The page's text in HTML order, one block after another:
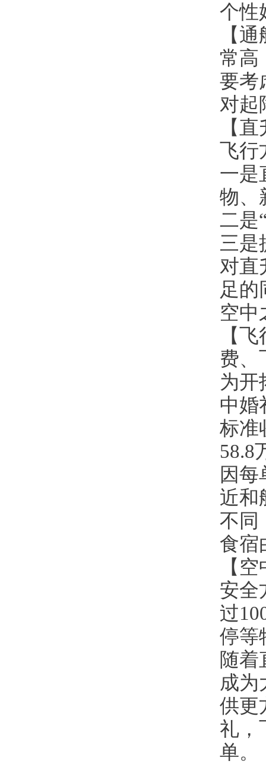
个性
【
常高
要考
对起
【
飞行
一是
物、
二是
三是
对直
足的
空中
【
费、
为开
中婚
标准
58.8
因
近和
不同
食宿
【
安全
过
停等
随着
成为
供更
礼，
单。